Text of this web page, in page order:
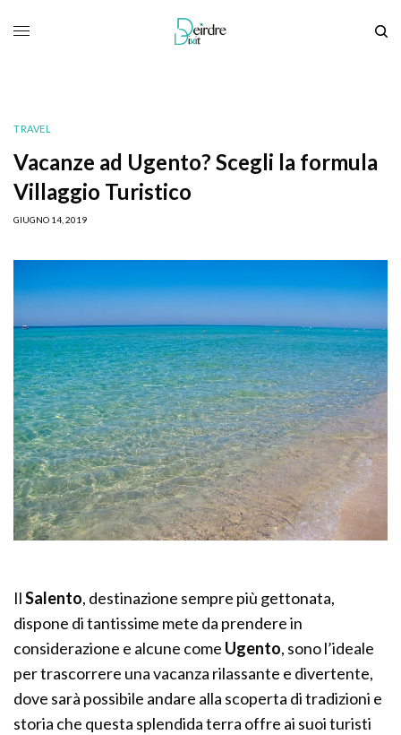
TRAVEL
Vacanze ad Ugento? Scegli la formula
Villaggio Turistico
GIUGNO 14, 2019
IlSalento, destinazione sempre più gettonata,
dispone di tantissime mete da prendere in
considerazione e alcune come Ugento, sono l’ideale
per trascorrere una vacanza rilassante e divertente,
dove sarà possibile andare alla scoperta di tradizioni e
storia che questa splendida terra offre ai suoi turisti